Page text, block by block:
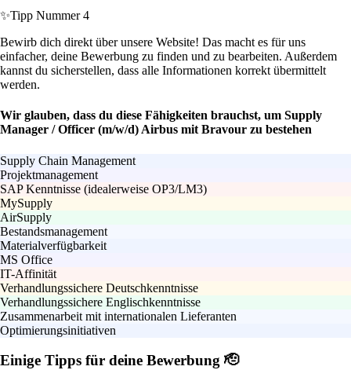
✨Tipp Nummer 4
Bewirb dich direkt über unsere Website! Das macht es für uns
einfacher, deine Bewerbung zu finden und zu bearbeiten. Außerdem
kannst du sicherstellen, dass alle Informationen korrekt übermittelt
werden.
Wir glauben, dass du diese Fähigkeiten brauchst, um Supply
Manager / Officer (m/w/d) Airbus mit Bravour zu bestehen
Supply Chain Management
Projektmanagement
SAP Kenntnisse (idealerweise OP3/LM3)
MySupply
AirSupply
Bestandsmanagement
Materialverfügbarkeit
MS Office
IT-Affinität
Verhandlungssichere Deutschkenntnisse
Verhandlungssichere Englischkenntnisse
Zusammenarbeit mit internationalen Lieferanten
Optimierungsinitiativen
Einige Tipps für deine Bewerbung 🫡